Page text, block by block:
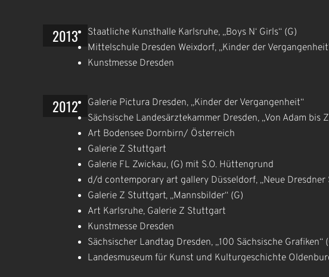
2013
Staatliche Kunsthalle Karlsruhe, „Boys N‘ Girls“ (G)
Mittelschule Dresden Weixdorf, „Kinder der
Kunstmesse Dresden
2012
Galerie Pictura Dresden, „Kinder der Vergangenheit“
Sächsische Landesärztekammer Dresden, „Von Adam
Art Bodensee Dornbirn/ Österreich
Galerie Z Stuttgart
Galerie FL Zwickau, (G) mit S.O. Hüttengrund
d/d contemporary art gallery Düsseldorf, „Neue Dresdner
Galerie Z Stuttgart, „Mannsbilder“ (G)
Art Karlsruhe, Galerie Z Stuttgart
Kunstmesse Dresden
Sächsischer Landtag Dresden, „100 Sächsische Grafiken“
Landesmuseum für Kunst und Kulturgeschichte